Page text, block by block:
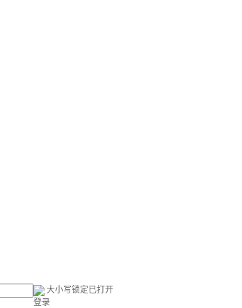
大小写锁定已打开
登录